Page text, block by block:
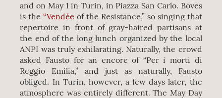
and on May 1 in Turin, in Piazza San Carlo. Boves
is the“Vendée of the Resistance,” so singing that
repertoire in front of gray-haired partisans at
the end of the long lunch organized by the local
ANPI was truly exhilarating. Naturally, the crowd
asked Fausto for an encore of “Per i morti di
Reggio Emilia,” and just as naturally, Fausto
obliged. In Turin, however, a few days later, the
atmosphere was entirely different. The May Day